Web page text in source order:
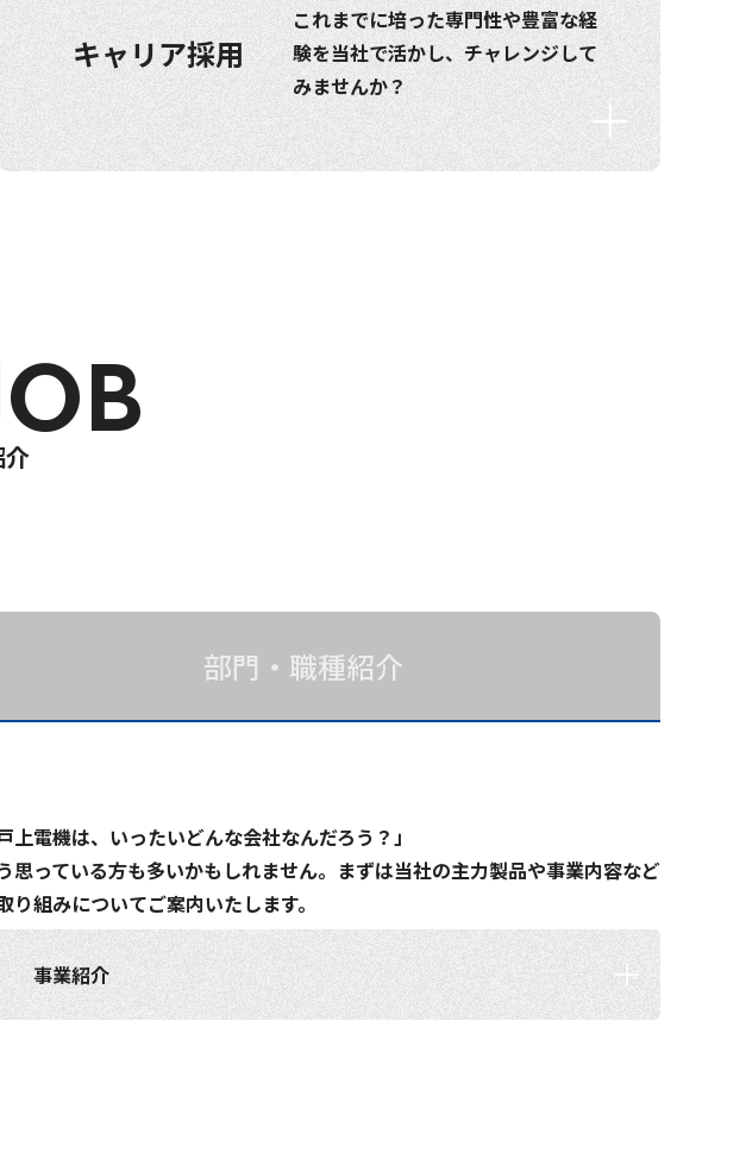
キャリア採用
これまでに培った専門性や豊富な経
験を当社で活かし、チャレンジして
みませんか？
部門・職種紹介
戸上電機は、いったいどんな会社なんだろう？」
思っている方も多いかもしれません。まずは当社の主力製品や事業内容など
り組みについてご案内いたします。
事業紹介